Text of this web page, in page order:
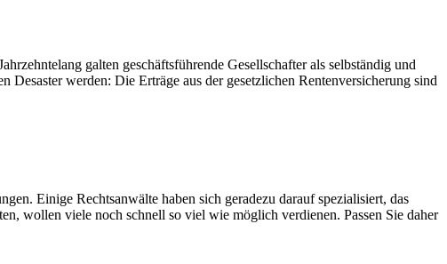
galten geschäftsführende Gesellschafter als selbständig und
werden: Die Erträge aus der gesetzlichen Rentenversicherung sind
Einige Rechtsanwälte haben sich geradezu darauf spezialisiert, das
wollen viele noch schnell so viel wie möglich verdienen. Passen Sie daher